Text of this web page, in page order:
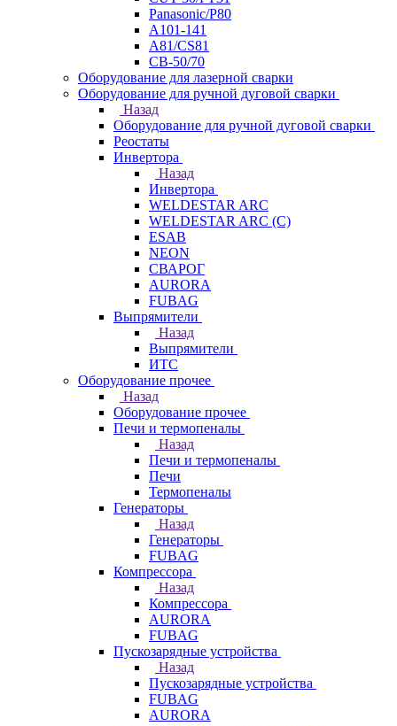
Panasonic/P80
А101-141
А81/CS81
СВ-50/70
Оборудование для лазерной сварки
Оборудование для ручной дуговой сварки
Назад
Оборудование для ручной дуговой сварки
Реостаты
Инвертора
Назад
Инвертора
WELDESTAR ARC
WELDESTAR ARC (С)
ESAB
NEON
СВАРОГ
AURORA
FUBAG
Выпрямители
Назад
Выпрямители
ИТС
Оборудование прочее
Назад
Оборудование прочее
Печи и термопеналы
Назад
Печи и термопеналы
Печи
Термопеналы
Генераторы
Назад
Генераторы
FUBAG
Компрессора
Назад
Компрессора
AURORA
FUBAG
Пускозарядные устройства
Назад
Пускозарядные устройства
FUBAG
AURORA